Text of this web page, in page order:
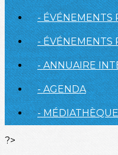
- ÉVÉNEMENTS
- ÉVÉNEMENTS
- ANNUAIRE
- AGENDA
-
?>